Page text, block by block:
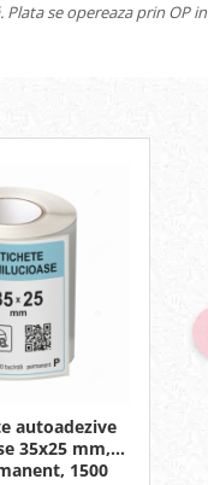
se opereaza prin OP in
autoadezive
35x25 mm,
1500